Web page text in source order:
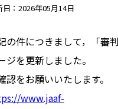
日：2026年05月14日
の件につきまして，「審
ジを更新しました。
認をお願いいたします。
www.jaaf-